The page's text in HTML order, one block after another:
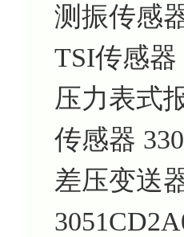
测振传感
TSI传感器
压力表式
传感器
差压变送